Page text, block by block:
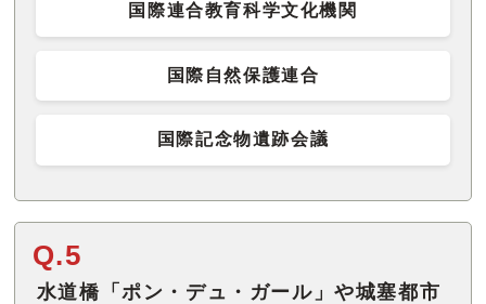
国際連合教育科学文化機関
国際自然保護連合
国際記念物遺跡会議
Q.5
水道橋「ポン・デュ・ガール」や城塞都市